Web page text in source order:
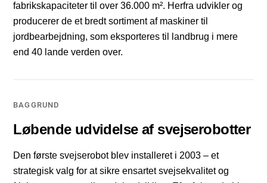
fabrikskapaciteter til over 36.000 m². Herfra udvikler og
producerer de et bredt sortiment af maskiner til
jordbearbejdning, som eksporteres til landbrug i mere
end 40 lande verden over.
BAGGRUND
Løbende udvidelse af svejserobotter
Den første svejserobot blev installeret i 2003 – et
strategisk valg for at sikre ensartet svejsekvalitet og